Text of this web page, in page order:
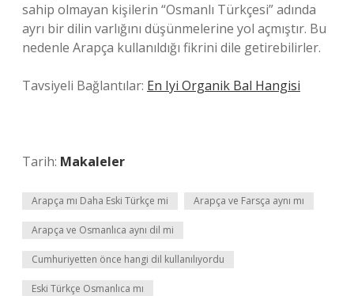
sahip olmayan kişilerin “Osmanlı Türkçesi” adında
ayrı bir dilin varlığını düşünmelerine yol açmıştır. Bu
nedenle Arapça kullanıldığı fikrini dile getirebilirler.
Tavsiyeli Bağlantılar: En Iyi Organik Bal Hangisi
Tarih: Makaleler
Arapça mı Daha Eski Türkçe mi Arapça ve Farsça aynı mı
Arapça ve Osmanlıca aynı dil mi
Cumhuriyetten önce hangi dil kullanılıyordu
Eski Türkçe Osmanlıca mı